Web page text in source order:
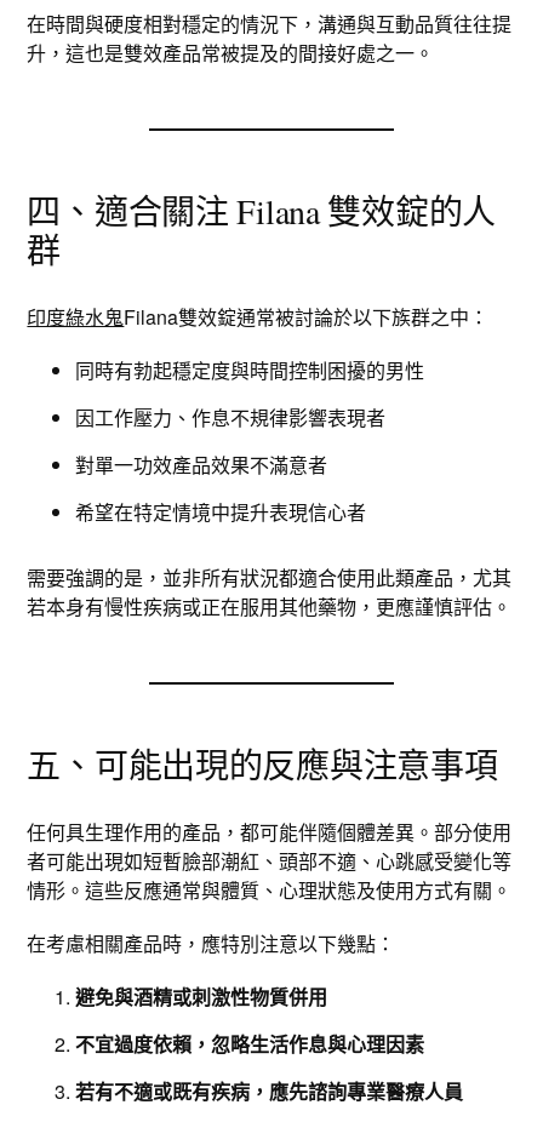
在時間與硬度相對穩定的情況下，溝通與互動品質往往提
升，這也是雙效產品常被提及的間接好處之一。
四、適合關注 Filana 雙效錠的人
群
印度綠水鬼Filana雙效錠通常被討論於以下族群之中：
同時有勃起穩定度與時間控制困擾的男性
因工作壓力、作息不規律影響表現者
對單一功效產品效果不滿意者
希望在特定情境中提升表現信心者
需要強調的是，並非所有狀況都適合使用此類產品，尤其
若本身有慢性疾病或正在服用其他藥物，更應謹慎評估。
五、可能出現的反應與注意事項
任何具生理作用的產品，都可能伴隨個體差異。部分使用
者可能出現如短暫臉部潮紅、頭部不適、心跳感受變化等
情形。這些反應通常與體質、心理狀態及使用方式有關。
在考慮相關產品時，應特別注意以下幾點：
避免與酒精或刺激性物質併用
不宜過度依賴，忽略生活作息與心理因素
若有不適或既有疾病，應先諮詢專業醫療人員